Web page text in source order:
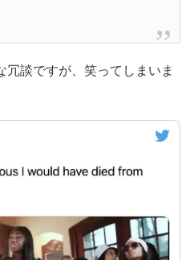
談ですが、笑ってしまいま